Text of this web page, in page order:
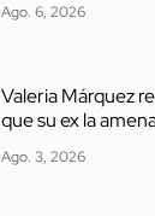
Ago. 6, 2026
Valeria Márquez
que su ex la
Ago. 3, 2026